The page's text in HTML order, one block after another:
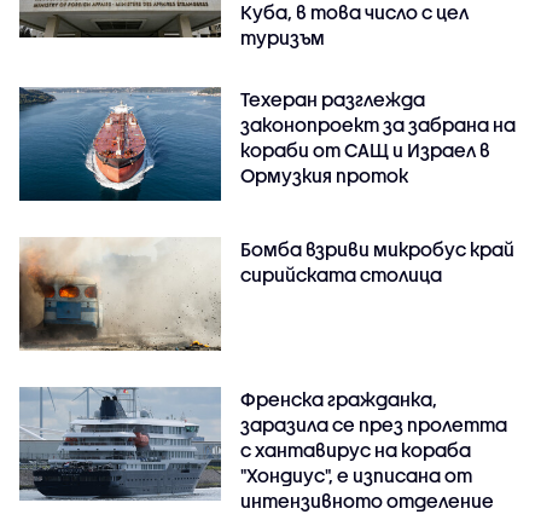
Куба, в това число с цел
туризъм
Техеран разглежда
законопроект за забрана на
кораби от САЩ и Израел в
Ормузкия проток
Бомба взриви микробус край
сирийската столица
Френска гражданка,
заразила се през пролетта
с хантавирус на кораба
"Хондиус", е изписана от
интензивното отделение